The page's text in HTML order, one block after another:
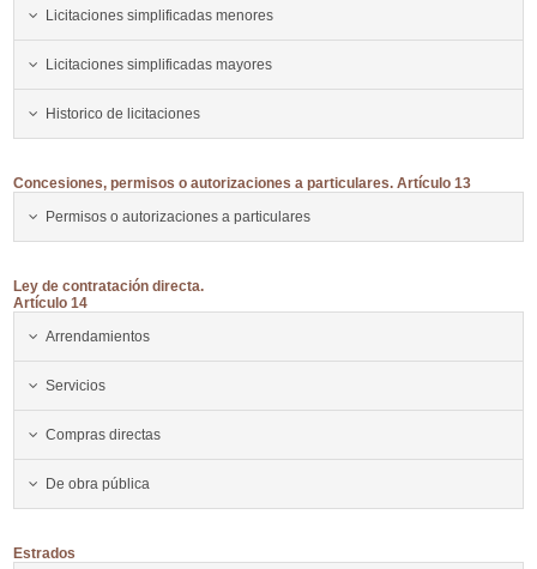
Licitaciones simplificadas menores
Licitaciones simplificadas mayores
Historico de licitaciones
Concesiones, permisos o autorizaciones a particulares. Artículo 13
Permisos o autorizaciones a particulares
Ley de contratación directa.
Artículo 14
Arrendamientos
Servicios
Compras directas
De obra pública
Estrados